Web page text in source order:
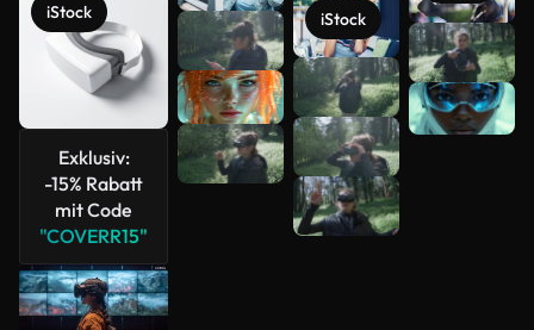
iStock
Exklusiv:
-15% Rabatt
mit Code
"COVERR15"
iStock
Mehr
anzeigen